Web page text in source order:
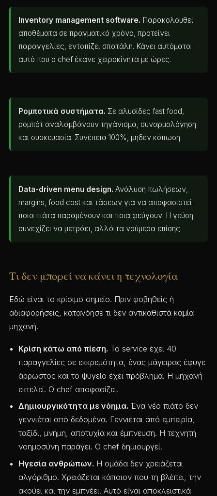
Inventory management software. Παρακολουθεί
αποθέματα σε πραγματικό χρόνο, προτείνει
παραγγελίες, εντοπίζει σπατάλη. Κάνει αυτόματα
αυτό που ο chef έκανε χειροκίνητα με ώρες.
Ρομποτικά συστήματα. Σε αλυσίδες fast food,
ρομπότ αναλαμβάνουν τηγάνισμα, συναρμολόγηση
και συσκευασία. Συνέπεια 100%, μηδέν κόπωση.
Data-driven menu design. Ανάλυση πωλήσεων,
margins, food cost και τάσεων για να αποφασιστεί
ποια πιάτα παραμένουν και ποια φεύγουν. Η γεύση
συνεχίζει να μετράει, αλλά τα νούμερα επίσης.
Τι δεν μπορεί να κάνει η τεχνολογία
Εδώ είναι το κρίσιμο σημείο. Πριν φοβηθείς ή
αδιαφορήσεις, κατανόησε τι δεν αντικαθιστά καμία
μηχανή.
Κρίση κάτω από πίεση. Το service έχει 40
παραγγελίες σε εκκρεμότητα, ένας μάγειρας έφυγε
άρρωστος και το ψυγείο έχει πρόβλημα. Η μηχανή
εκτελεί. Ο chef αποφασίζει.
Δημιουργικότητα με νόημα. Ένα νέο πιάτο δεν
γεννιέται από δεδομένα. Γεννιέται από εμπειρία,
ταξίδι, μνήμη, αποτυχία και έμπνευση. Η τεχνητή
νοημοσύνη παράγει. Ο chef δημιουργεί.
Ηγεσία ανθρώπων. Η ομάδα δεν χρειάζεται
αλγόριθμο. Χρειάζεται κάποιον που τη βλέπει, την
ακούει και την εμπνέει. Αυτό είναι αποκλειστικά